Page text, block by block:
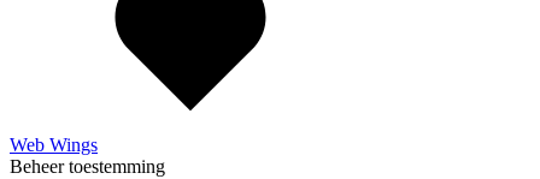
Web Wings
Beheer toestemming